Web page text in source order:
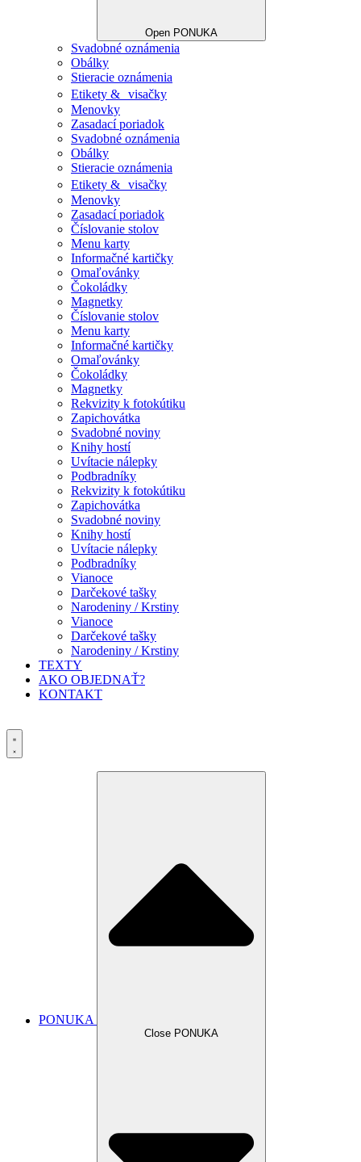
Open PONUKA
Svadobné oznámenia
Obálky
Stieracie oznámenia
Etikety & visačky
Menovky
Zasadací poriadok
Svadobné oznámenia
Obálky
Stieracie oznámenia
Etikety & visačky
Menovky
Zasadací poriadok
Číslovanie stolov
Menu karty
Informačné kartičky
Omaľovánky
Čokoládky
Magnetky
Číslovanie stolov
Menu karty
Informačné kartičky
Omaľovánky
Čokoládky
Magnetky
Rekvizity k fotokútiku
Zapichovátka
Svadobné noviny
Knihy hostí
Uvítacie nálepky
Podbradníky
Rekvizity k fotokútiku
Zapichovátka
Svadobné noviny
Knihy hostí
Uvítacie nálepky
Podbradníky
Vianoce
Darčekové tašky
Narodeniny / Krstiny
Vianoce
Darčekové tašky
Narodeniny / Krstiny
TEXTY
AKO OBJEDNAŤ?
KONTAKT
PONUKA
Close PONUKA